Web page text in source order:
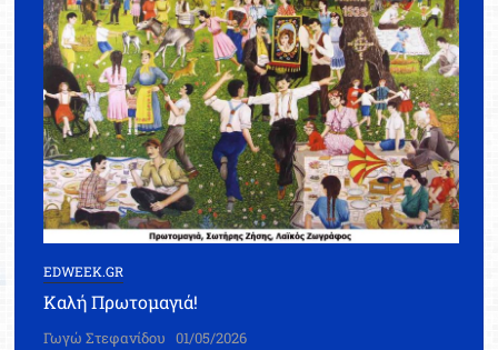
EDWEEK.GR
Καλή Πρωτομαγιά!
Γωγώ Στεφανίδου 01/05/2026